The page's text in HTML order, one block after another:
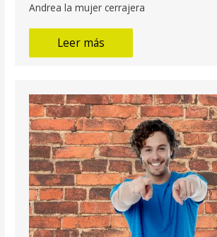
Andrea la mujer cerrajera
Leer más